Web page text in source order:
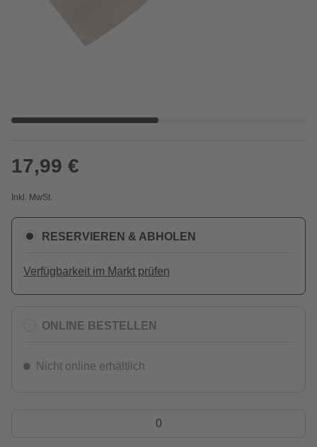
17,99 €
Inkl. MwSt.
RESERVIEREN & ABHOLEN
Verfügbarkeit im Markt prüfen
ONLINE BESTELLEN
Nicht online erhältlich